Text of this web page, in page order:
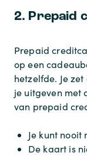
2. Prepaid
Prepaid
op een
hetzelfde. Je
je uitgeven met
van prepaid
Je kunt
De kaart is